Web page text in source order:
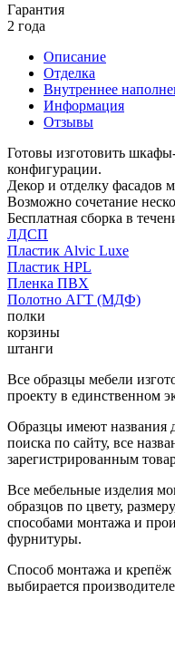
Гарантия
2 года
Описание
Отделка
Внутреннее
Информация
Отзывы
Готовы изготовить
конфигурации.
Декор и отделку фасадов
Возможно сочетание
Бесплатная сборка в
ЛДСП
Пластик Alvic Luxe
Пластик HPL
Пленка ПВХ
Полотно АГТ (МДФ)
полки
корзины
штанги
Все образцы мебели
проекту в единственном
Образцы имеют названия
поиска по сайту, все
зарегистрированным
Все мебельные изделия
образцов по цвету,
способами монтажа и
фурнитуры.
Способ монтажа и крепёж
выбирается